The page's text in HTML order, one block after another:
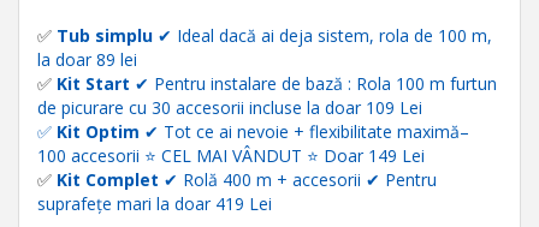
✅ Tub simplu ✔ Ideal dacă ai deja sistem, rola de 100 m,
la doar 89 lei
✅ Kit Start ✔ Pentru instalare de bază : Rola 100 m furtun
de picurare cu 30 accesorii incluse la doar 109 Lei
✅ Kit Optim ✔ Tot ce ai nevoie + flexibilitate maximă–
100 accesorii ⭐ CEL MAI VÂNDUT ⭐ Doar 149 Lei
✅ Kit Complet ✔ Rolă 400 m + accesorii ✔ Pentru
suprafețe mari la doar 419 Lei